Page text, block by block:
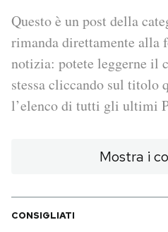
I MIEI PREFERITI
SHOP
Questo è un post della
rimanda direttamente alla
notizia: potete leggerne il
stessa cliccando sul titolo
l’elenco di tutti gli ultimi
Mostra i
CONSIGLIATI